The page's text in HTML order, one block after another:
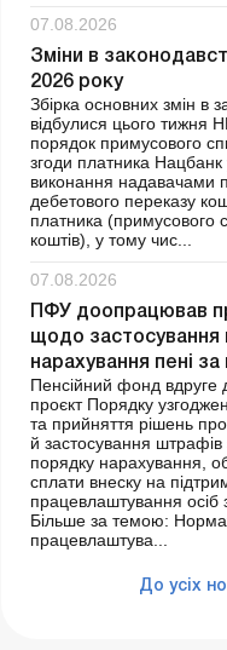
07.08.2026
Зміни в
2026 року
Збірка основних змін в
відбулися цього тижня
порядок примусового
згоди платника
виконання надавачами
дебетового переказу
платника (примусового
коштів), у тому чис...
07.08.2026
ПФУ доопрацював
щодо застосування
нарахування пені
Пенсійний фонд вдруге
проєкт Порядку
та прийняття рішень
й застосування
порядку нарахування,
сплати внеску на
працевлаштування осіб з
Більше за темою:
працевлаштува...
До усіх